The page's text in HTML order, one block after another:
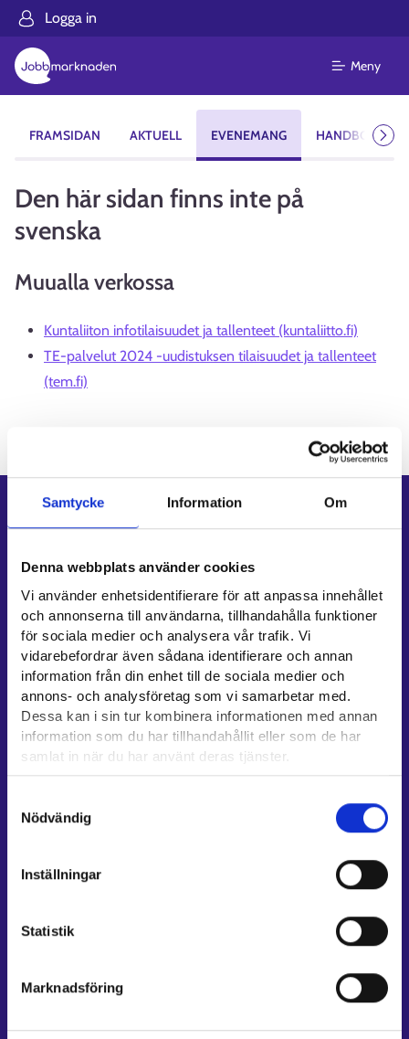
Samtycke Information Om
Denna webbplats använder cookies
Vi använder enhetsidentifierare för att anpassa innehållet
och annonserna till användarna, tillhandahålla funktioner
för sociala medier och analysera vår trafik. Vi
vidarebefordrar även sådana identifierare och annan
information från din enhet till de sociala medier och
annons- och analysföretag som vi samarbetar med.
Dessa kan i sin tur kombinera informationen med annan
information som du har tillhandahållit eller som de har
samlat in när du har använt deras tjänster.
Cookies
Nödvändig
Inställningar
Statistik
Marknadsföring
Logga in
Meny
FRAMSIDAN AKTUELL EVENEMANG HANDBOK FÖR
Den här sidan finns inte på
svenska
Muualla verkossa
Kuntaliiton infotilaisuudet ja tallenteet (kuntaliitto.fi)
TE-palvelut 2024 -uudistuksen tilaisuudet ja tallenteet
(tem.fi)
Genvägar
Min karriärstig
Jobbsökningsprofil
Lediga arbetsplatser
Information och aktuellt på andra språk
Kundservice
Kontaktuppgifter till sysselsättningsområden
Stöd för e-tjänster
Information om utkomstskydd för arbetslösa
Anvisningar för avsnitten E-tjänster och Min karriärstig
UF-centret⁠
Regionförvaltningens e-tjänst⁠